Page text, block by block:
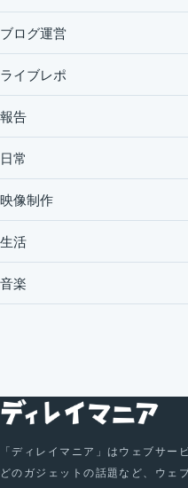
ブログ運営
ライブレポ
報告
日常
映像制作
生活
音楽
「ディレイマニア」はウェブサー
どのガジェットの話題など、ウェ